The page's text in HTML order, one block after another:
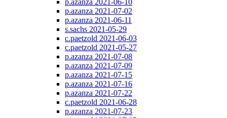
p.azanza 2021-07-02
p.azanza 2021-06-11
s.sachs 2021-05-29
c.paetzold 2021-06-03
c.paetzold 2021-05-27
p.azanza 2021-07-08
p.azanza 2021-07-09
p.azanza 2021-07-15
p.azanza 2021-07-16
p.azanza 2021-07-22
c.paetzold 2021-06-28
p.azanza 2021-07-23